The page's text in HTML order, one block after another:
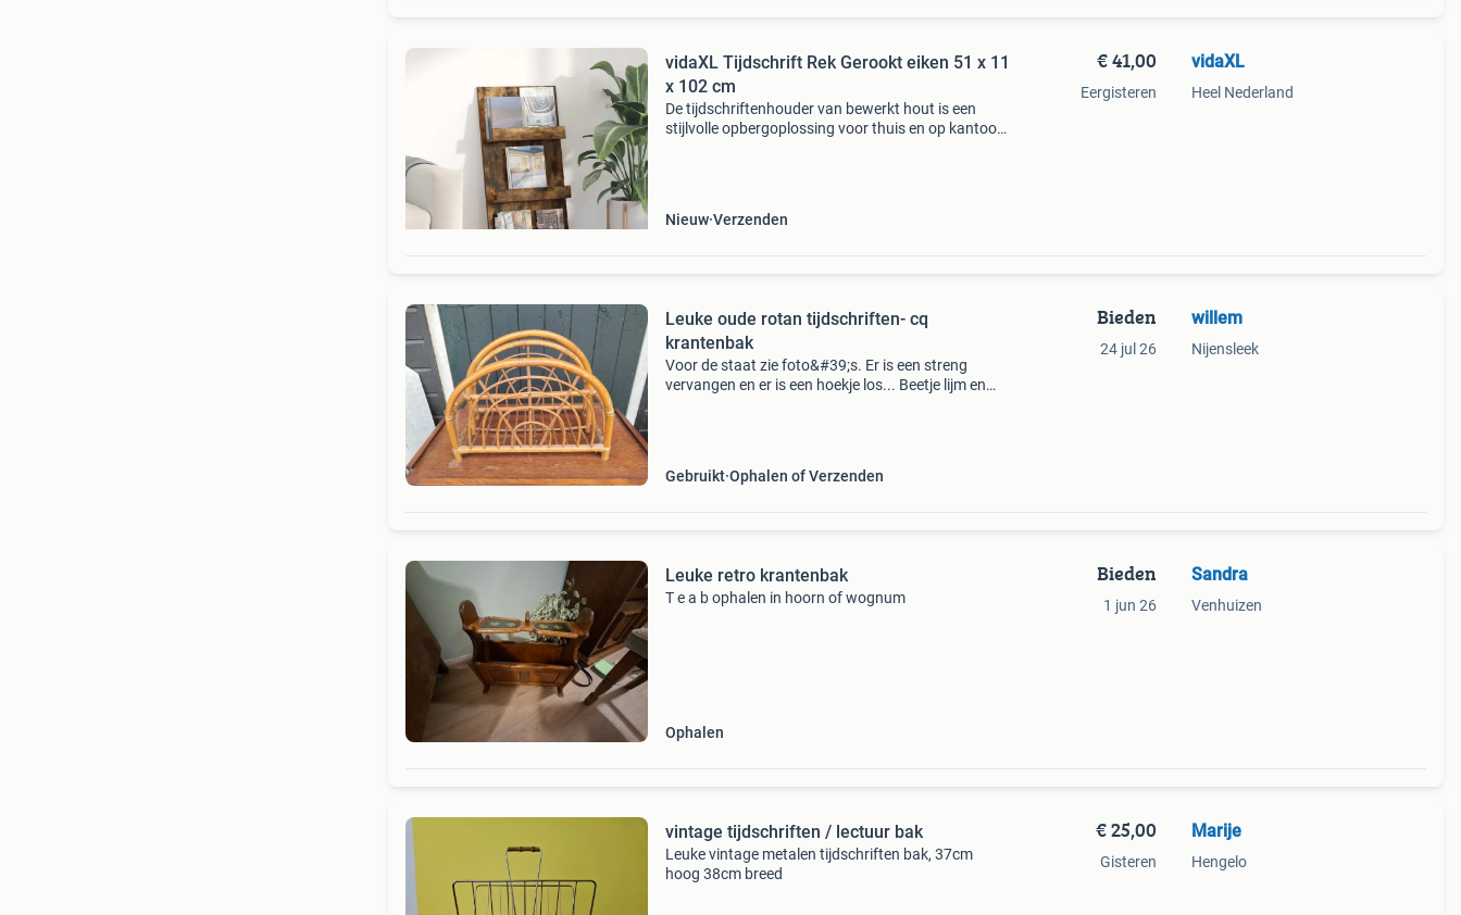
vidaXL Tijdschrift Rek Gerookt eiken 51 x 11
x 102 cm
De tijdschriftenhouder van bewerkt hout is een
stijlvolle opbergoplossing voor thuis en op kantoor.
Nieuw Verzenden
€ 41,00
Eergisteren
vidaXL
Heel Nederland
Leuke oude rotan tijdschriften- cq
krantenbak
Voor de staat zie foto&#39;s. Er is een streng
vervangen en er is een hoekje los... Beetje lijm en
Gebruikt Ophalen of Verzenden
Bieden
24 jul 26
willem
Nijensleek
Leuke retro krantenbak
T e a b ophalen in hoorn of wognum
Ophalen
Bieden
1 jun 26
Sandra
Venhuizen
vintage tijdschriften / lectuur bak
Leuke vintage metalen tijdschriften bak, 37cm
hoog 38cm breed
€ 25,00
Gisteren
Marije
Hengelo